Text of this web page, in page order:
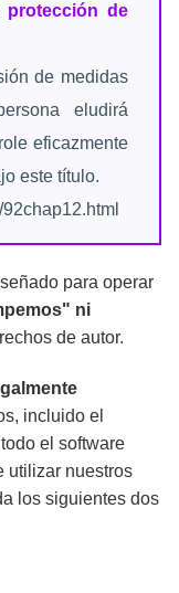
protección de
de medidas
eludirá
eficazmente
este título.
para operar
ni
de autor.
incluido el
el software
utilizar nuestros
los siguientes dos